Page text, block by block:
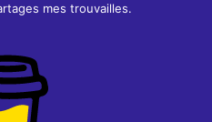
mes trouvailles.